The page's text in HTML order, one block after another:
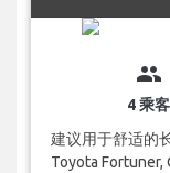
group
4 乘客
建议用于舒适的
Toyota Fortuner,